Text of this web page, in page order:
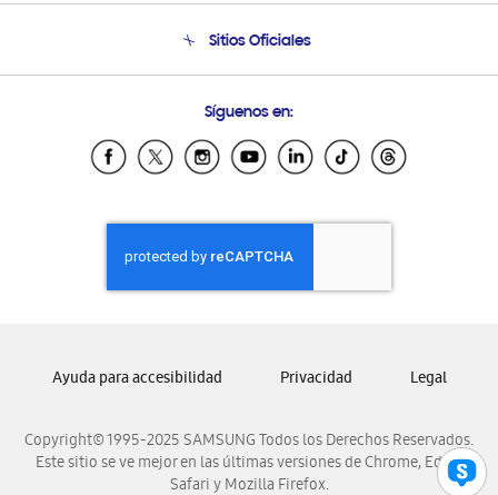
Condiciones de Compra
Soporte vía eMail
Sitios Oficiales
Samsung Ecuador
Samsung El Salvador
Samsung Honduras
Samsung Nicaragua
Samsung Panamá
Samsung Venezuela
Síguenos en:
Copyright© 1995-2025 SAMSUNG Todos los Derechos Reservados.
Este sitio se ve mejor en las últimas versiones de Chrome, Edge,
Safari y Mozilla Firefox.
Ayuda para accesibilidad Privacidad Legal